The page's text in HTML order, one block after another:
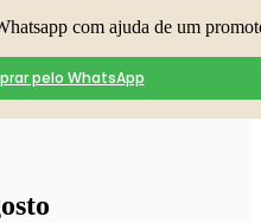
com ajuda de um
pelo WhatsApp